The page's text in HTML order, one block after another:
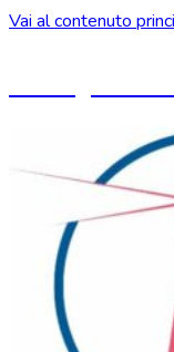
Vai al contenuto